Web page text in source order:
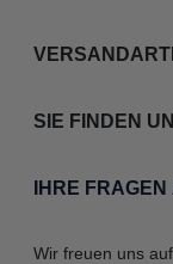
SIE FINDEN
IHRE
Wir freuen uns